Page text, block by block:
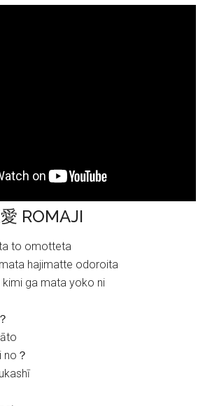
ROMAJI
to omotteta
hajimatte odoroita
ga mata yoko ni
no？